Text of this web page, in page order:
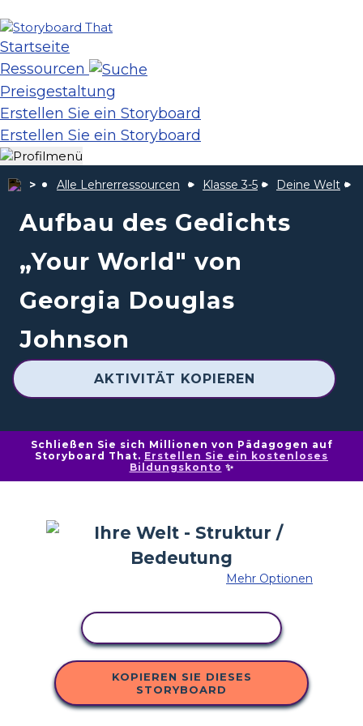
Startseite
Ressourcen
Preisgestaltung
Erstellen Sie ein Storyboard
Erstellen Sie ein Storyboard
Alle Lehrerressourcen Klasse 3-5 Deine Welt
Aufbau des Gedichts
„Your World" von
Georgia Douglas
Johnson
AKTIVITÄT KOPIEREN
Schließen Sie sich Millionen von Pädagogen auf
Storyboard That. Erstellen Sie ein kostenloses
Bildungskonto ✨
Mehr Optionen
KOPIEREN SIE DIESES
STORYBOARD